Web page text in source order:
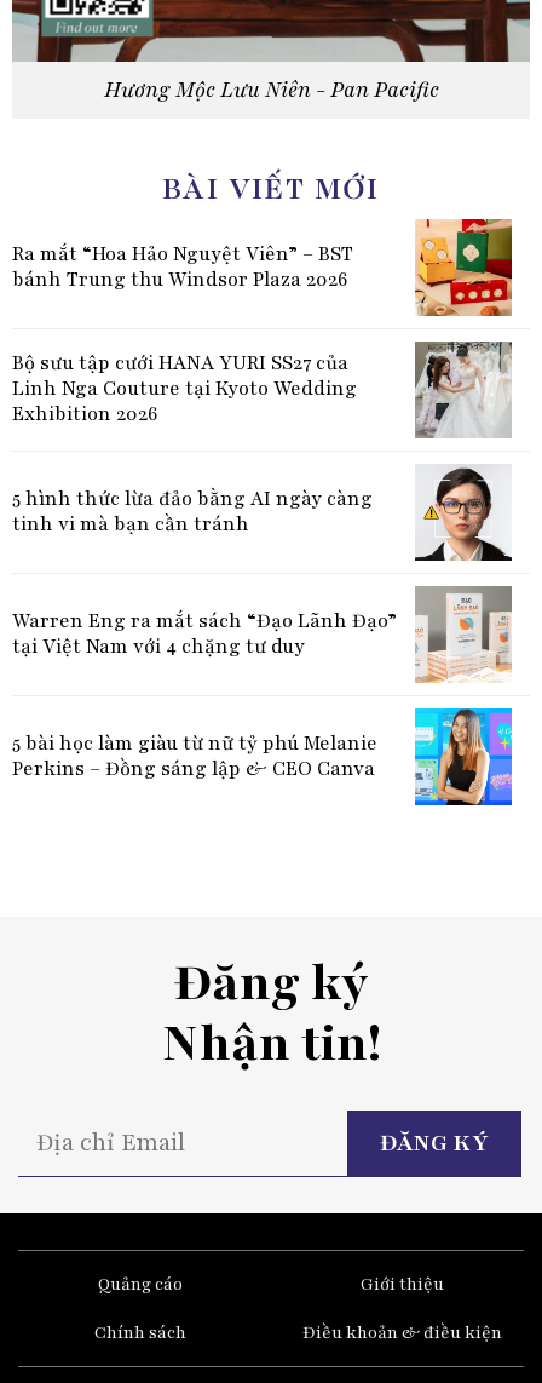
Hương Mộc Lưu Niên - Pan Pacific
BÀI VIẾT MỚI
Ra mắt “Hoa Hảo Nguyệt Viên” – BST
bánh Trung thu Windsor Plaza 2026
Bộ sưu tập cưới HANA YURI SS27 của
Linh Nga Couture tại Kyoto Wedding
Exhibition 2026
5 hình thức lừa đảo bằng AI ngày càng
tinh vi mà bạn cần tránh
Warren Eng ra mắt sách “Đạo Lãnh Đạo”
tại Việt Nam với 4 chặng tư duy
5 bài học làm giàu từ nữ tỷ phú Melanie
Perkins – Đồng sáng lập & CEO Canva
Đăng ký
Nhận tin!
Quảng cáo Giới thiệu
Chính sách Điều khoản & điều kiện